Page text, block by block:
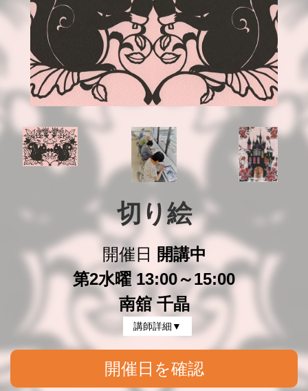
切り絵
開催日
開講中
第2水曜 13:00～15:00
南舘 千晶
講師詳細▼
開催日を確認